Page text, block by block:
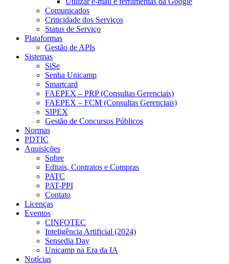
Comunicados
Criticidade dos Serviços
Status de Serviço
Plataformas
Gestão de APIs
Sistemas
SiSe
Senha Unicamp
Smartcard
FAEPEX – PRP (Consultas Gerenciais)
FAEPEX – FCM (Consultas Gerenciais)
SIPEX
Gestão de Concursos Públicos
Normas
PDTIC
Aquisições
Sobre
Editais, Contratos e Compras
PATC
PAT-PPI
Contato
Licenças
Eventos
CINFOTEC
Inteligência Artificial (2024)
Sensedia Day
Unicamp na Era da IA
Notícias